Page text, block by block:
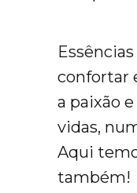
confortar
a paixão
vidas,
Aqui
também!